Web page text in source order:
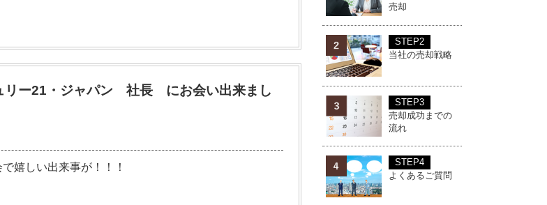
ー21・ジャパン 社長 にお会い出来まし
嬉しい出来事が！！！
売却
STEP2
当社の売却戦略
STEP3
売却成功までの
流れ
STEP4
よくあるご質問